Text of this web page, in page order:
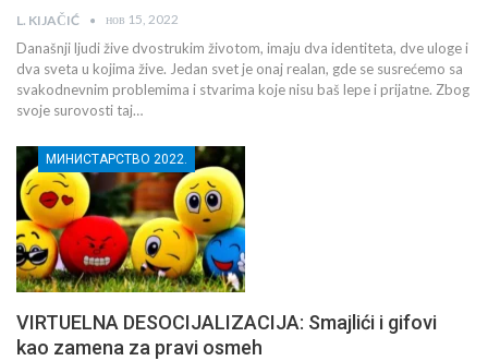
L. KIJAČIĆ нов 15, 2022
Današnji ljudi žive dvostrukim životom, imaju dva identiteta, dve uloge i
dva sveta u kojima žive. Jedan svet je onaj realan, gde se susrećemo sa
svakodnevnim problemima i stvarima koje nisu baš lepe i prijatne. Zbog
svoje surovosti taj…
МИНИСТАРСТВО 2022.
VIRTUELNA DESOCIJALIZACIJA: Smajlići i gifovi
kao zamena za pravi osmeh